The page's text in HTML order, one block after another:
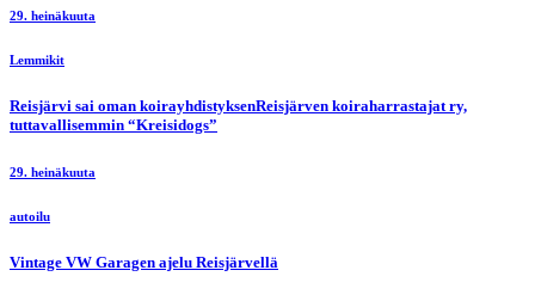
29. heinäkuuta
Lemmikit
Reisjärvi sai oman koirayhdistyksenReisjärven koiraharrastajat ry,
tuttavallisemmin “Kreisidogs”
29. heinäkuuta
autoilu
Vintage VW Garagen ajelu Reisjärvellä